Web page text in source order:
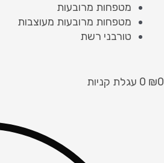
מטפחות מרובעות
מטפחות מרובעות מעוצבות
טורבני רשת
₪0
0 עגלת קניות